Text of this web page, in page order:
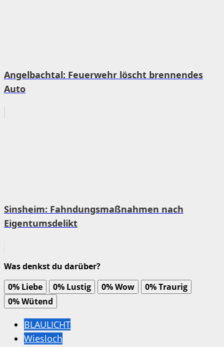
Angelbachtal: Feuerwehr löscht brennendes
Auto
Sinsheim: Fahndungsmaßnahmen nach
Eigentumsdelikt
Was denkst du darüber?
0% Liebe 0% Lustig 0%Wow 0%Traurig
0%Wütend
BLAULICHT
Wiesloch